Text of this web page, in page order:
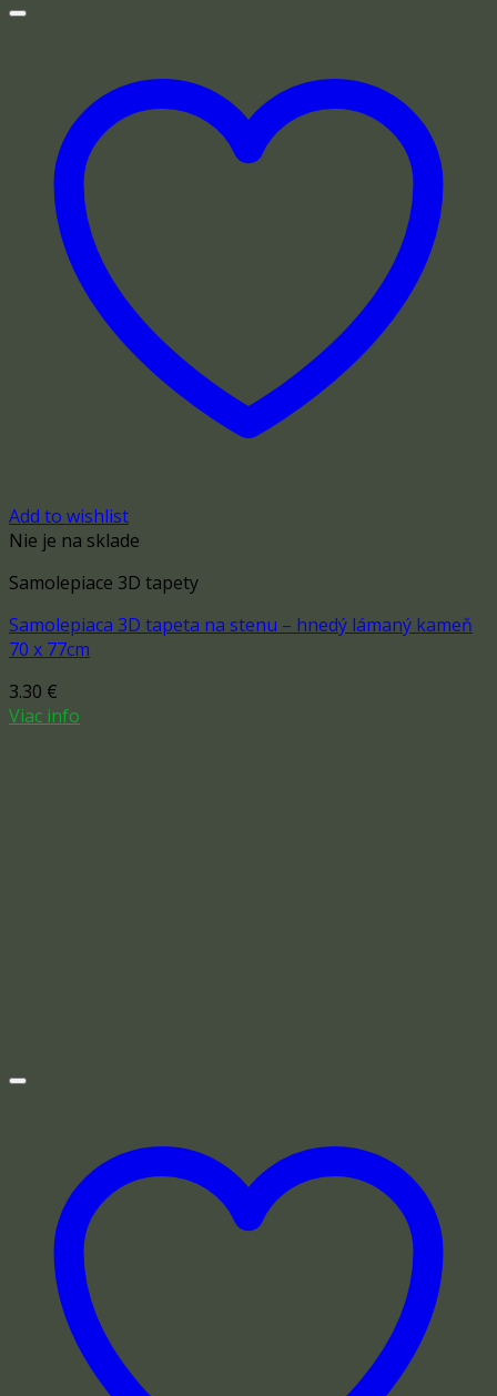
Add to wishlist
Nie je na sklade
Samolepiace 3D tapety
Samolepiaca 3D tapeta na stenu – hnedý lámaný kameň
70 x 77cm
3.30 €
Viac info